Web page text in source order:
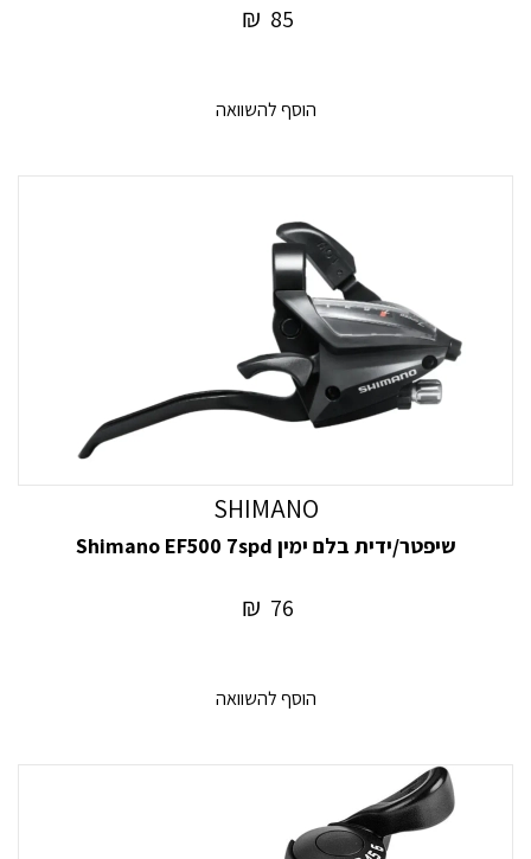
85
₪
הוסף להשוואה
SHIMANO
שיפטר/ידית בלם ימין Shimano EF500 7spd
76
₪
הוסף להשוואה